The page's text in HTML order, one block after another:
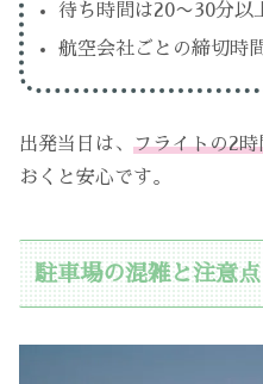
待ち時間は20〜30分以
航空会社ごとの締切時
出発当日は、 フライトの2
おくと安心です。
駐車場の混雑と注意点